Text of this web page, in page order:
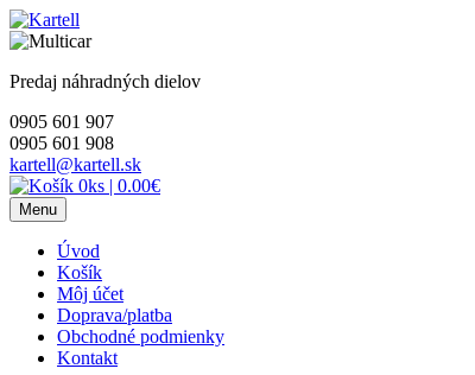
Skip
to
Predaj náhradných dielov
0905 601 907
0905 601 908
kartell@kartell.sk
0ks | 0.00€
Menu
Úvod
Košík
Môj účet
Doprava/platba
Obchodné podmienky
Kontakt